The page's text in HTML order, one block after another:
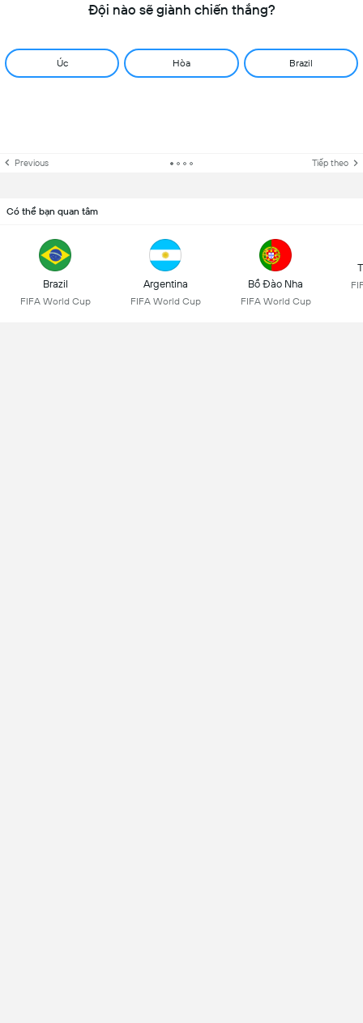
Đội nào sẽ giành chiến thắng?
Úc Hòa Brazil
Previous Tiếp theo
Có thể bạn quan tâm
Brazil
FIFA World Cup
Argentina
FIFA World Cup
Bồ Đào Nha
FIFA World Cup